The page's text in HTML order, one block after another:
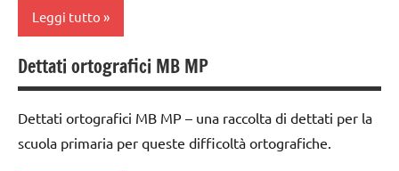
TUTTI GLI
ARGOMENTI
PER ETA'
TUTTI GLI
ARTICOLI
3a
dettati
ortografici
dettati/difficoltà
Leggi tutto
classe
1a
classe
2a
Dettati ortografici MB MP
Dettati ortografici MB MP – una raccolta di dettati per la
scuola primaria per queste difficoltà ortografiche.